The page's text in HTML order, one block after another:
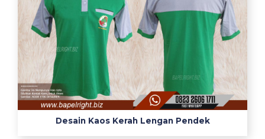
Desain Kaos Kerah Lengan Pendek